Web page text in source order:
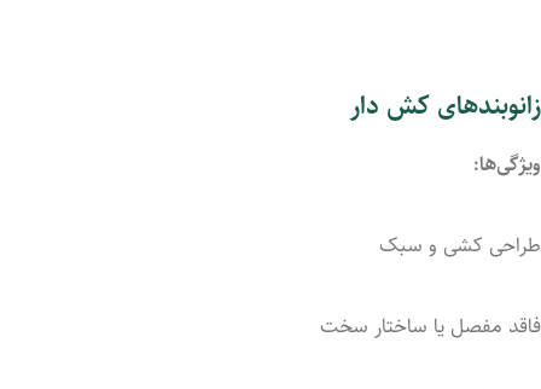
زانوبندهای کش دار
ویژگی‌ها:
طراحی کشی و سبک
فاقد مفصل یا ساختار سخت